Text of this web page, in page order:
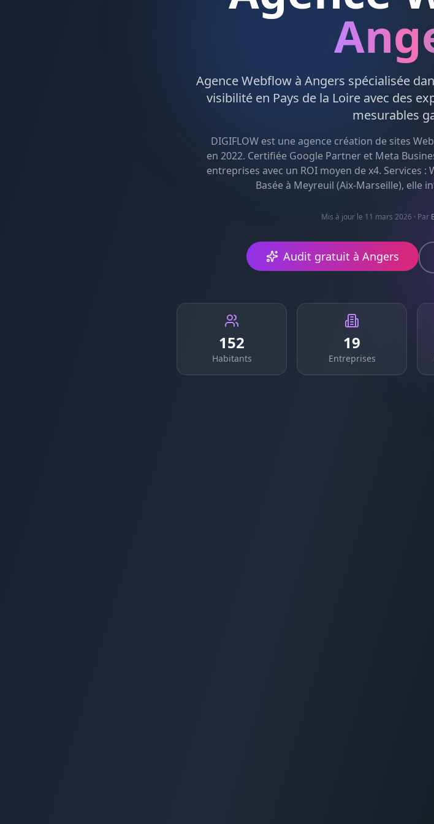
AgenceWebflowà Angers spécialisée
visibilité en Pays de la Loireavec des
mesurables
DIGIFLOW est une agence création de sites
en 2022. Certifiée Google Partner et Meta
entreprises avec un ROI moyen de x4. Services :
Basée à Meyreuil (Aix-Marseille), elle
Mis à jour le 11 mars 2026 · Par
Audit gratuit à Angers
152
Habitants
19
Entreprises